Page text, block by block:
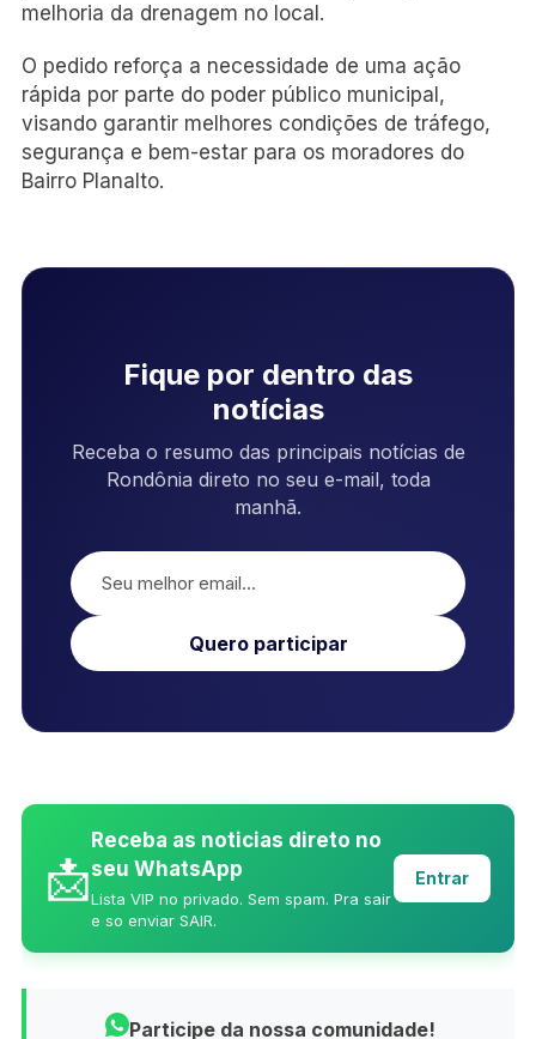
melhoria da drenagem no local.
O pedido reforça a necessidade de uma ação
rápida por parte do poder público municipal,
visando garantir melhores condições de tráfego,
segurança e bem-estar para os moradores do
Bairro Planalto.
Fique por dentro das
notícias
Receba o resumo das principais notícias de
Rondônia direto no seu e-mail, toda
manhã.
Quero participar
📩
Receba as noticias direto no
seu WhatsApp
Lista VIP no privado. Sem spam. Pra sair
e so enviar SAIR.
Entrar
Participe da nossa comunidade!